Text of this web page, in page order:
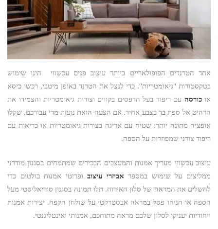
אחד הטרנדים הפופולאריים ביותר עיצוב פנים עכשווי הינו שימוש
בטקסטורות "גיאומטריות". כדי לנצל את הטרנד באופן מיטבי, רכשו כיסא
אוכורסה עם ריפוד בעל הדפסים בקווים וצורות גיאומטריות והצמידו את
הרהיט אל ספת בד בצבע אחיד. אם הצעה הזאת נועזת מדי עבורכם, שקלו
אופציה מתונה יותר: שטיח עם אריגה בצורות גיאומטריות או כריאות עם
ריפוד צורני שמפוזרות על הספה.
עיצוב עכשווי מעריך אמנות והמעצבים הבכירים שמתמחים בסגנון מודרני
ממליצים על שימוש במספר אביזרי עיצובופריטי אמנות בולטים כדי
להשלים את המראה של סלון האירוח. תלו תמונה בסגנון סוריאליסטי מעל
הספה או הניחו פסל במראה אבסטרקטי על שולחן הקפה. יצירות אמנות
ייחודיות יעניקו לסלון שלכם מראה מתוחכם, אמנותי ואינטליגנטי.